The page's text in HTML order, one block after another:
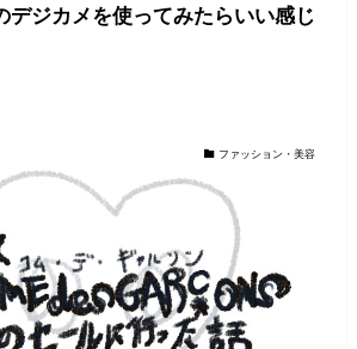
デジカメを使ってみたらいい感じ
ファッション・美容